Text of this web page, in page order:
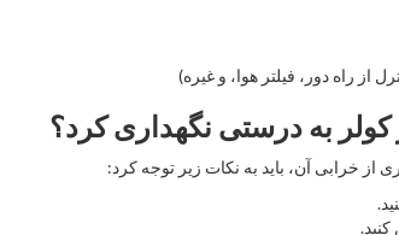
از راه دور، فیلتر هوا، و غیره)
به درستی نگهداری کرد؟
خرابی آن، باید به نکات زیر توجه کرد: